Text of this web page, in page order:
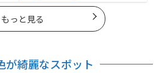
もっと見る
が綺麗なスポット